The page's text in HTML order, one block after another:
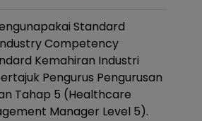
Standard
Competency
Kemahiran Industri
Pengurus Pengurusan
Tahap 5 (Healthcare
Manager Level 5).